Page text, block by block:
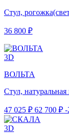
Стул,
36 800 ₽
3D
ВОЛЬТА
Стул,
47 025 ₽ 62 700 ₽ -
3D